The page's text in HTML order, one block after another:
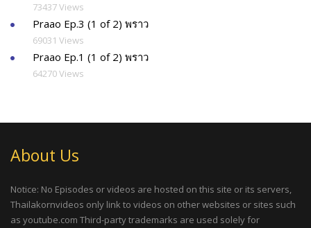
73437 Views
Praao Ep.3 (1 of 2) พราว
69031 Views
Praao Ep.1 (1 of 2) พราว
64270 Views
About Us
Notice: No Episodes or videos are hosted on this site or its servers,
Thailakornvideos only link to videos on other websites or sites such
as youtube.com Third-party trademarks are used solely for